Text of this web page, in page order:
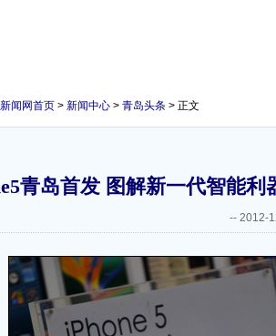
新闻网首页 > 新闻中心 > 青岛头条 > 正文
青岛首发 图解新一代智能利
-- 2012-